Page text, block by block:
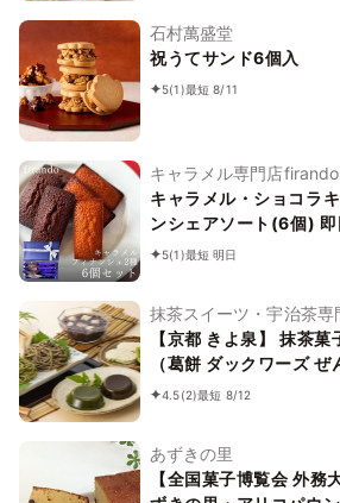
石村萬盛堂
祝うてサンド6個入
5(1)最短 8/11
キャラメル専門店
ランド製作所株式会社
キャラメル・ショコラ
ンシェアソート(6個) 即日出荷 日時指定
可 夏ギフト ギフト お
5(1)最短 明日
抹茶スイーツ・宇治茶専
【京都 きよ泉】 抹茶
（葛餅 ダックワーズ ぜ
スイーツ 食べ物 風呂敷
4.5(2)最短 8/12
あずきの里
【全国菓子博覧会 外務